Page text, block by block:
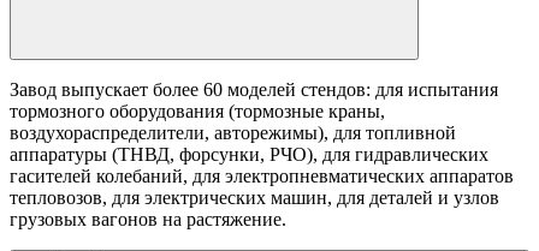
Завод выпускает более 60 моделей стендов: для испытания
тормозного оборудования (тормозные краны,
воздухораспределители, авторежимы), для топливной
аппаратуры (ТНВД, форсунки, РЧО), для гидравлических
гасителей колебаний, для электропневматических аппаратов
тепловозов, для электрических машин, для деталей и узлов
грузовых вагонов на растяжение.